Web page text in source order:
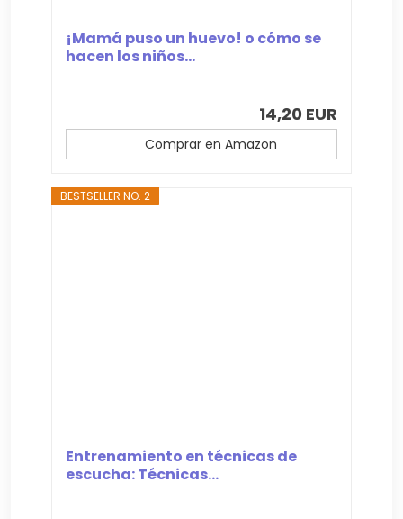
¡Mamá puso un huevo! o cómo se
hacen los niños...
14,20 EUR
Comprar en Amazon
BESTSELLER NO. 2
Entrenamiento en técnicas de
escucha: Técnicas...